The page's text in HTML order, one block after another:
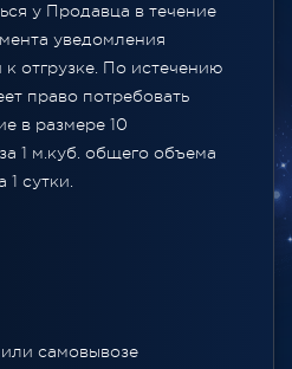
у Продавца в течение
уведомления
к отгрузке. По истечению
право потребовать
в размере 10
1 м.куб. общего объема
сутки.
самовывозе